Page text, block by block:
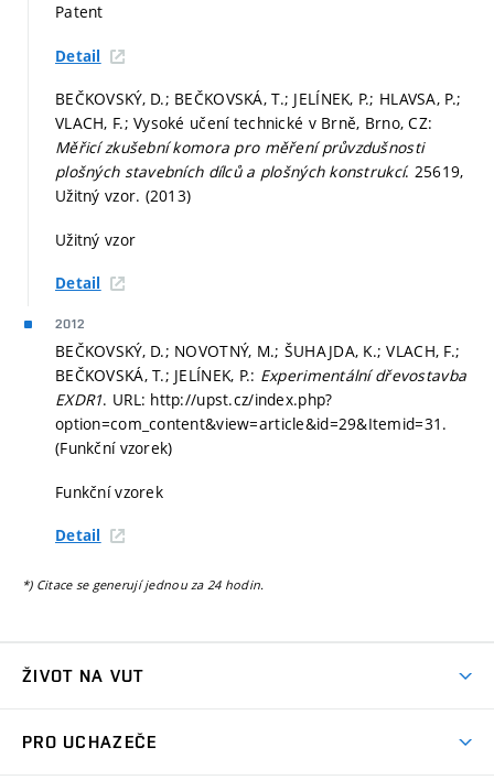
Patent
Detail
BEČKOVSKÝ, D.; BEČKOVSKÁ, T.; JELÍNEK, P.; HLAVSA, P.;
VLACH, F.; Vysoké učení technické v Brně, Brno, CZ:
Měřicí zkušební komora pro měření průvzdušnosti
plošných stavebních dílců a plošných konstrukcí. 25619,
Užitný vzor. (2013)
Užitný vzor
Detail
2012
BEČKOVSKÝ, D.; NOVOTNÝ, M.; ŠUHAJDA, K.; VLACH, F.;
BEČKOVSKÁ, T.; JELÍNEK, P.: Experimentální dřevostavba
EXDR1. URL: http://upst.cz/index.php?
option=com_content&view=article&id=29&Itemid=31.
(Funkční vzorek)
Funkční vzorek
Detail
*) Citace se generují jednou za 24 hodin.
ŽIVOT NA VUT
PRO UCHAZEČE